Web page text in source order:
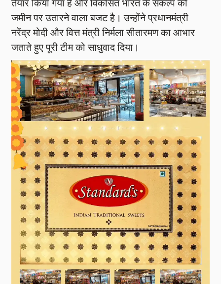
जमीन पर उतारने वाला बजट है। उन्होंने प्रधानमंत्री
नरेंद्र मोदी और वित्त मंत्री निर्मला सीतारमण का आभार
जताते हुए पूरी टीम को साधुवाद दिया।